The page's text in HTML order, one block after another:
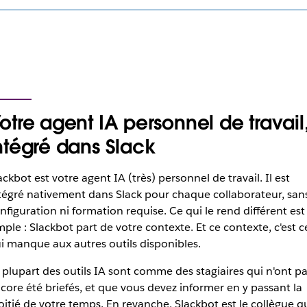
agent IA personnel de
dans Slack
est votre agent IA (très) personnel de travail. Il est
nativement dans Slack pour chaque collaborateur,
ni formation requise. Ce qui le rend différent est
: Slackbot part de votre contexte. Et ce contexte, c'est
manque aux autres outils disponibles.
plupart des outils IA sont comme des stagiaires qui n'ont
été briefés, et que vous devez informer en y passant la
de votre temps. En revanche, Slackbot est le collègue